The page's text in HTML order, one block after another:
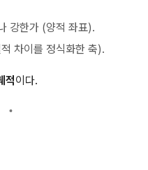
강한가 (양적 좌표).
차이를 정식화한 축).
적이다.